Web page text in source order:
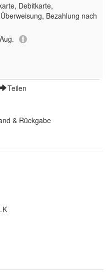
Debitkarte,
Bezahlung nach
Teilen
& Rückgabe